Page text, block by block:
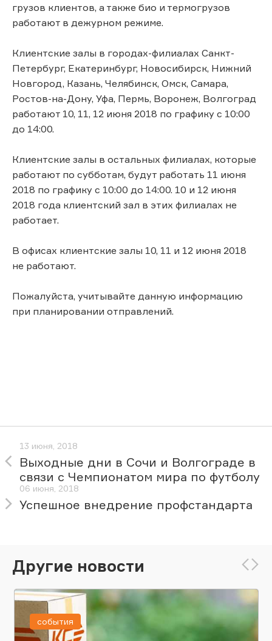
грузов клиентов, а также био и термогрузов
работают в дежурном режиме.
Клиентские залы в городах-филиалах Санкт-
Петербург, Екатеринбург, Новосибирск, Нижний
Новгород, Казань, Челябинск, Омск, Самара,
Ростов-на-Дону, Уфа, Пермь, Воронеж, Волгоград
работают 10, 11, 12 июня 2018 по графику с 10:00
до 14:00.
Клиентские залы в остальных филиалах, которые
работают по субботам, будут работать 11 июня
2018 по графику с 10:00 до 14:00. 10 и 12 июня
2018 года клиентский зал в этих филиалах не
работает.
В офисах клиентские залы 10, 11 и 12 июня 2018
не работают.
Пожалуйста, учитывайте данную информацию
при планировании отправлений.
13 июня, 2018
Выходные дни в Сочи и Волгограде в
связи с Чемпионатом мира по футболу
06 июня, 2018
Успешное внедрение профстандарта
Другие новости
события